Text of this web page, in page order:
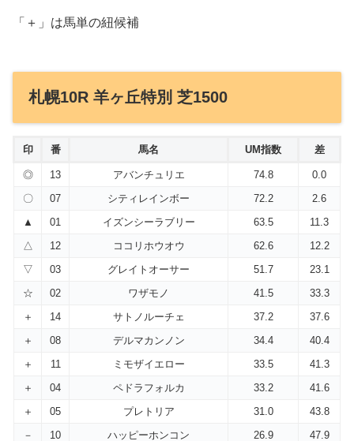
「＋」は馬単の紐候補
札幌10R 羊ヶ丘特別 芝1500
印 番 馬名 UM指数 差
◎ 13 アバンチュリエ 74.8
0.0
〇
07 シティレインボー 72.2
2.6
▲
01 イズンシーラブリー 63.5
11.3
△
12 ココリホウオウ 62.6
12.2
▽
03 グレイトオーサー 51.7
23.1
☆
02 ワザモノ 41.5
33.3
＋
14 サトノルーチェ 37.2
37.6
＋
08 デルマカンノン 34.4
40.4
＋
11 ミモザイエロー 33.5
41.3
＋
04 ペドラフォルカ 33.2
41.6
＋
05 プレトリア 31.0
43.8
－
10 ハッピーホンコン 26.9
47.9